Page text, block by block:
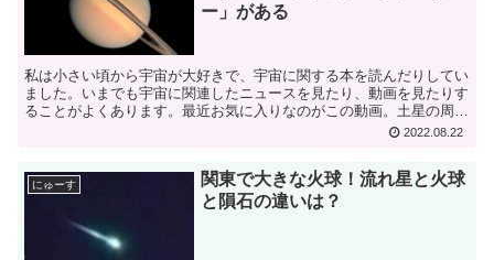
ー」がある
私は小さい頃から宇宙が大好きで、宇宙に関する本を読んだりしてい
ました。いまでも宇宙に関連したニュースを見たり、動画を見たりす
ることがよくあります。最近お気に入りなのがこの動画。土星の周り
を行ったりしたりする感じが体験できます。ぜひ大画面でお...2022.08.22
にゅーす
関東で大きな火球！流れ星と火球
と隕石の違いは？